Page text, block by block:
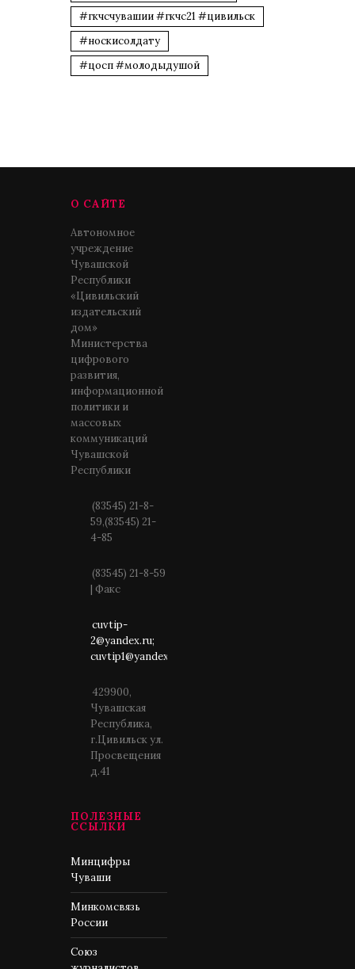
#гкчсчувашии #гкчс21 #цивильск
#носкисолдату
#цосп #молодыдушой
О САЙТЕ
Автономное
учреждение
Чувашской
Республики
«Цивильский
издательский
дом»
Министерства
цифрового
развития,
информационной
политики и
массовых
коммуникаций
Чувашской
Республики
(83545) 21-8-
59,(83545) 21-
4-85
(83545) 21-8-59
| Факс
cuvtip-
2@yandex.ru;
cuvtip1@yandex.ru
429900,
Чувашская
Республика,
г.Цивильск ул.
Просвещения
д.41
ПОЛЕЗНЫЕ
ССЫЛКИ
Минцифры
Чуваши
Минкомсвязь
России
Союз